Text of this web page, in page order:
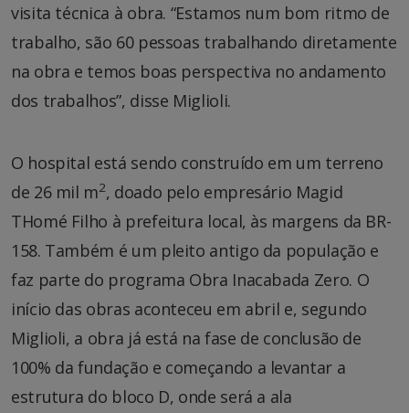
visita técnica à obra. “Estamos num bom ritmo de
trabalho, são 60 pessoas trabalhando diretamente
na obra e temos boas perspectiva no andamento
dos trabalhos”, disse Miglioli.
O hospital está sendo construído em um terreno
de 26 mil m2, doado pelo empresário Magid
THomé Filho à prefeitura local, às margens da BR-
158. Também é um pleito antigo da população e
faz parte do programa Obra Inacabada Zero. O
início das obras aconteceu em abril e, segundo
Miglioli, a obra já está na fase de conclusão de
100% da fundação e começando a levantar a
estrutura do bloco D, onde será a ala